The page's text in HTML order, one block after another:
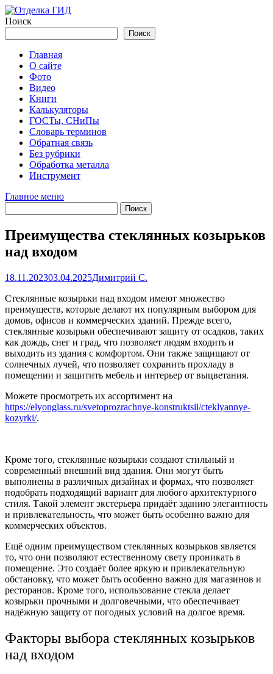
Перейти
к
Поиск
Поиск
Главная
О сайте
Фото
Видео
Книги
Калькуляторы
ГОСТы, СНиПы
Словарь терминов
Обратная связь
Без рубрики
Обработка металла
Инструмент
Главное меню
Преимущества стеклянных козырьков
над входом
18.11.202303.04.2025Димитрий С.
Стеклянные козырьки над входом имеют множество
преимуществ, которые делают их популярным выбором для
домов, офисов и коммерческих зданий. Прежде всего,
стеклянные козырьки обеспечивают защиту от осадков, таких
как дождь, снег и град, что позволяет людям входить и
выходить из здания с комфортом. Они также защищают от
солнечных лучей, что позволяет сохранить прохладу в
помещении и защитить мебель и интерьер от выцветания.
Можете просмотреть их ассортимент на
https://elyonglass.ru/svetoprozrachnye-konstruktsii/cteklyannye-
kozyrki/.
Кроме того, стеклянные козырьки создают стильный и
современный внешний вид здания. Они могут быть
выполнены в различных дизайнах и формах, что позволяет
подобрать подходящий вариант для любого архитектурного
стиля. Такой элемент экстерьера придаёт зданию элегантность
и привлекательность, что может быть особенно важно для
коммерческих объектов.
Ещё одним преимуществом стеклянных козырьков является
то, что они позволяют естественному свету проникать в
помещение. Это создаёт более яркую и привлекательную
обстановку, что может быть особенно важно для магазинов и
ресторанов. Кроме того, использование стекла делает
козырьки прочными и долговечными, что обеспечивает
надёжную защиту от погодных условий на долгое время.
Факторы выбора стеклянных козырьков
над входом